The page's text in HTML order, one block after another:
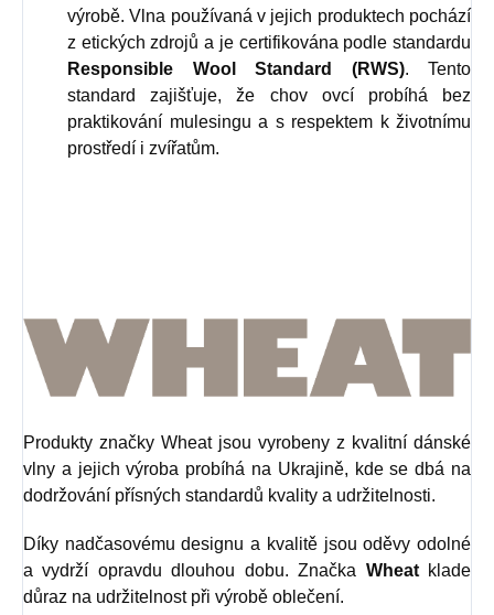
výrobě. Vlna používaná v jejich produktech pochází
z etických zdrojů a je certifikována podle standardu
Responsible Wool Standard (RWS). Tento
standard zajišťuje, že chov ovcí probíhá bez
praktikování mulesingu a s respektem k životnímu
prostředí i zvířatům.
Produkty značky Wheat jsou vyrobeny z kvalitní dánské
vlny a jejich výroba probíhá na Ukrajině, kde se dbá na
dodržování přísných standardů kvality a udržitelnosti.
Díky nadčasovému designu a kvalitě jsou oděvy odolné
a vydrží opravdu dlouhou dobu. Značka Wheatklade
důraz na udržitelnost při výrobě oblečení.